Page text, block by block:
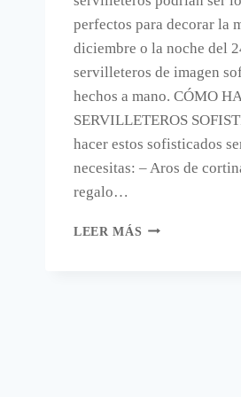
perfectos para decorar la
diciembre o la noche del
servilleteros de imagen
hechos a mano. CÓMO
SERVILLETEROS
hacer estos sofisticados
necesitas: – Aros de
regalo…
LEER MÁS UNOS